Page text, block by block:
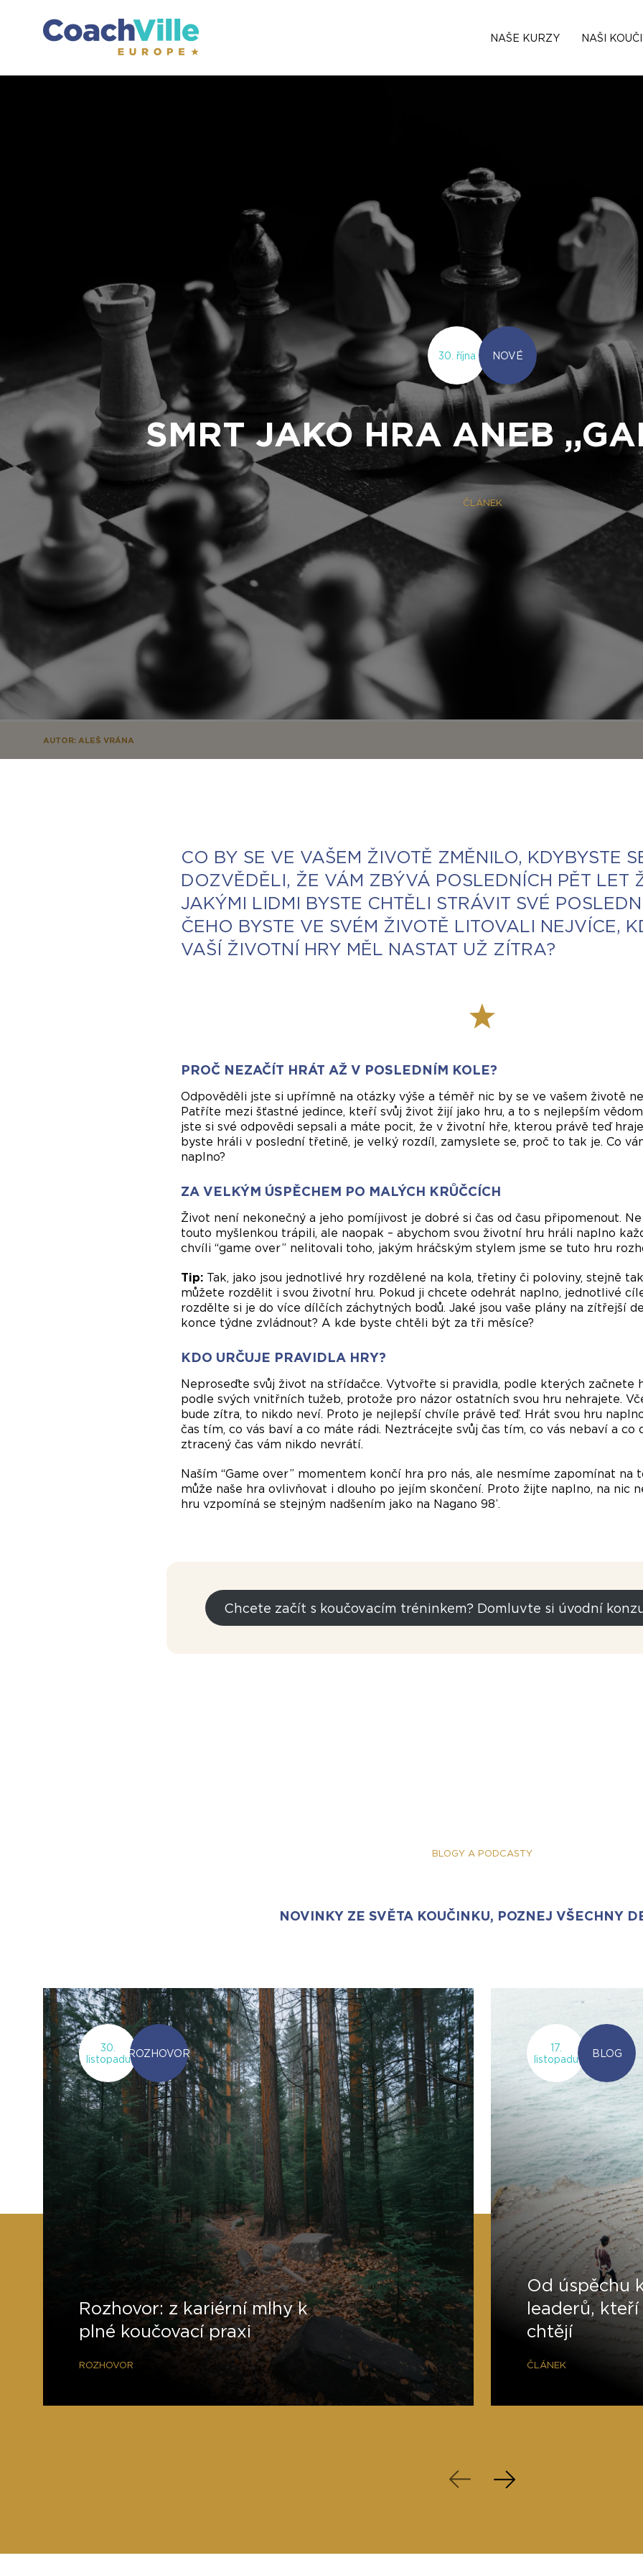
NAŠE KURZY NAŠI KOUČI
30. října NOVÉ
SMRT JAKO HRA ANEB
ČLÁNEK
AUTOR: ALEŠ VRÁNA
CO BY SE VE VAŠEM ŽIVOTĚ ZMĚNILO, KDYBYSTE
DOZVĚDĚLI, ŽE VÁM ZBÝVÁ POSLEDNÍCH PĚT LET
JAKÝMI LIDMI BYSTE CHTĚLI STRÁVIT SVÉ
ČEHO BYSTE VE SVÉM ŽIVOTĚ LITOVALI NEJVÍCE,
VAŠÍ ŽIVOTNÍ HRY MĚL NASTAT UŽ ZÍTRA?
PROČ NEZAČÍT HRÁT AŽ V POSLEDNÍM KOLE?
Odpověděli jste si upřímně na otázky výše a téměř nic by se ve vašem životě
Patříte mezi šťastné jedince, kteří svůj život žijí jako hru, a to s nejlepším
jste si své odpovědi sepsali a máte pocit, že v životní hře, kterou právě teď
byste hráli v poslední třetině, je velký rozdíl, zamyslete se, proč to tak je. Co
naplno?
ZA VELKÝM ÚSPĚCHEM PO MALÝCH KRŮČCÍCH
Život není nekonečný a jeho pomíjivost je dobré si čas od času připomenout.
touto myšlenkou trápili, ale naopak – abychom svou životní hru hráli naplno
chvíli “game over” nelitovali toho, jakým hráčským stylem jsme se tuto hru
Tip: Tak, jako jsou jednotlivé hry rozdělené na kola, třetiny či poloviny, stejně
můžete rozdělit i svou životní hru. Pokud ji chcete odehrát naplno, jednotlivé
rozdělte si je do více dílčích záchytných bodů. Jaké jsou vaše plány na zítřejší
konce týdne zvládnout? A kde byste chtěli být za tři měsíce?
KDO URČUJE PRAVIDLA HRY?
Neproseďte svůj život na střídačce. Vytvořte si pravidla, podle kterých začnete
podle svých vnitřních tužeb, protože pro názor ostatních svou hru nehrajete.
bude zítra, to nikdo neví. Proto je nejlepší chvíle právě teď. Hrát svou hru
čas tím, co vás baví a co máte rádi. Neztrácejte svůj čas tím, co vás nebaví a
ztracený čas vám nikdo nevrátí.
Naším “Game over” momentem končí hra pro nás, ale nesmíme zapomínat na
může naše hra ovlivňovat i dlouho po jejím skončení. Proto žijte naplno, na nic
hru vzpomíná se stejným nadšením jako na Nagano 98’.
Chcete začít s koučovacím tréninkem? Domluvte si úvodní
BLOGY A PODCASTY
NOVINKY ZE SVĚTA KOUČINKU, POZNEJ VŠECHNY
30.
listopaduROZHOVOR
Rozhovor: z kariérní mlhy k
plné koučovací praxi
ROZHOVOR
17.
listopadu
BLOG
Od úspěchu
leaderů, kteří
chtějí
ČLÁNEK